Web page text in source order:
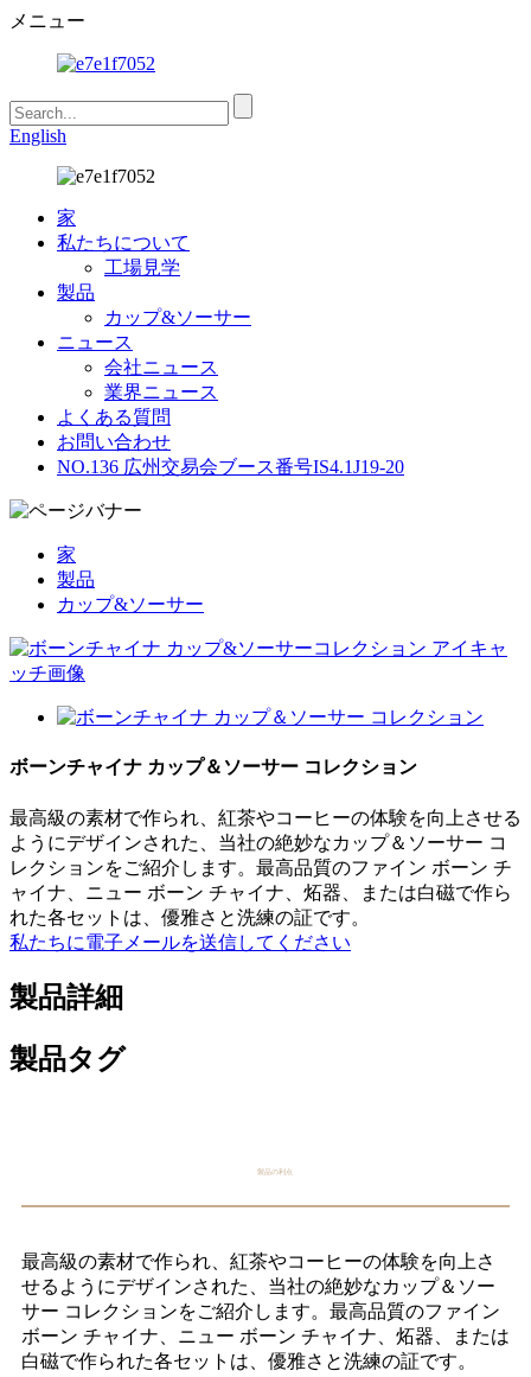
メニュー
English
家
私たちについて
工場見学
製品
カップ&ソーサー
ニュース
会社ニュース
業界ニュース
よくある質問
お問い合わせ
NO.136 広州交易会ブース番号IS4.1J19-20
家
製品
カップ&ソーサー
ボーンチャイナ カップ＆ソーサー コレクション
最高級の素材で作られ、紅茶やコーヒーの体験を向上させる
ようにデザインされた、当社の絶妙なカップ＆ソーサー コ
レクションをご紹介します。最高品質のファイン ボーン チ
ャイナ、ニュー ボーン チャイナ、炻器、または白磁で作ら
れた各セットは、優雅さと洗練の証です。
私たちに電子メールを送信してください
製品詳細
製品タグ
製品の利点
最高級の素材で作られ、紅茶やコーヒーの体験を向上さ
せるようにデザインされた、当社の絶妙なカップ＆ソー
サー コレクションをご紹介します。最高品質のファイン
ボーン チャイナ、ニュー ボーン チャイナ、炻器、または
白磁で作られた各セットは、優雅さと洗練の証です。